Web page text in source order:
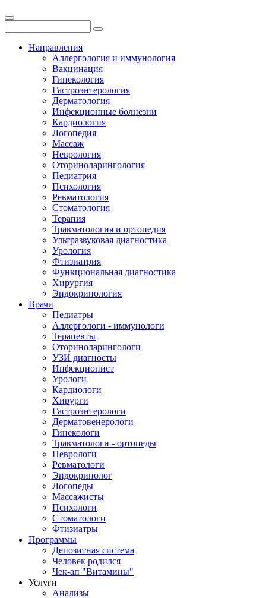
Направления
Аллергология и иммунология
Вакцинация
Гинекология
Гастроэнтерология
Дерматология
Инфекционные болнезни
Кардиология
Логопедия
Массаж
Неврология
Оториноларингология
Педиатрия
Психология
Ревматология
Стоматология
Терапия
Травматология и ортопедия
Ультразвуковая диагностика
Урология
Фтизиатрия
Функциональная диагностика
Хирургия
Эндокринология
Врачи
Педиатры
Аллергологи - иммунологи
Терапевты
Оториноларингологи
УЗИ диагносты
Инфекционист
Урологи
Кардиологи
Хирурги
Гастроэнтерологи
Дерматовенерологи
Гинекологи
Травматологи - ортопеды
Неврологи
Ревматологи
Эндокринолог
Логопеды
Массажисты
Психологи
Стоматологи
Фтизиатры
Программы
Депозитная система
Человек родился
Чек-ап "Витамины"
Услуги
Анализы